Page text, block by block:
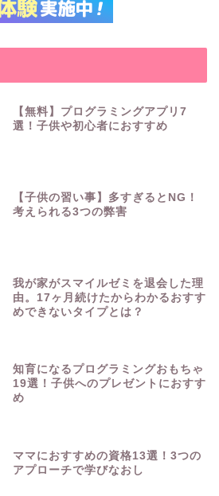
【無料】プログラミングアプリ7
選！子供や初心者におすすめ
【子供の習い事】多すぎるとNG！
考えられる3つの弊害
我が家がスマイルゼミを退会した理
由。17ヶ月続けたからわかるおすす
めできないタイプとは？
知育になるプログラミングおもちゃ
19選！子供へのプレゼントにおすす
め
ママにおすすめの資格13選！3つの
アプローチで学びなおし